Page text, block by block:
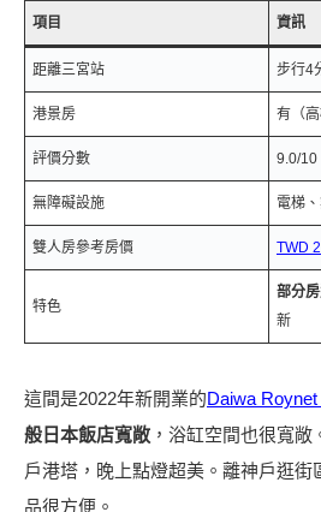
項目 資訊
距離三宮站 步行4
港景房 有（高
評價分數 9.0/10
無障礙設施 電梯
雙人房參考房價 TWD
特色
部分
新
這間是2022年新開業的Daiwa
般日本飯店寬敞 ，浴缸空間也很寬
戶港塔，晚上點燈超美。離神戶逛街
品很方便。